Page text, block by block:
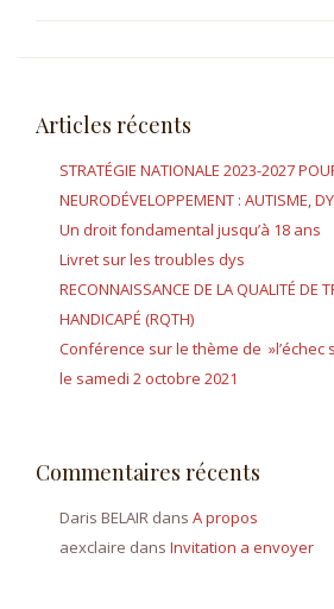
Articles récents
STRATÉGIE NATIONALE 2023-2027
NEURODÉVELOPPEMENT : AUTISME,
Un droit fondamental jusqu’à 18 ans
Livret sur les troubles dys
RECONNAISSANCE DE LA QUALITÉ DE
HANDICAPÉ (RQTH)
Conférence sur le thème de »l’échec
le samedi 2 octobre 2021
Commentaires récents
Daris BELAIR dans A propos
aexclaire dans Invitation a envoyer